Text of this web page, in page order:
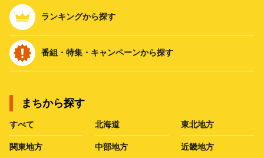
ランキングから探す
番組・特集・キャンペーンから探す
まちから探す
すべて 北海道 東北地方
関東地方 中部地方 近畿地方